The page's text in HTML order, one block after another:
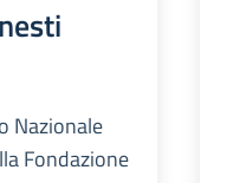
Nazionale
Fondazione